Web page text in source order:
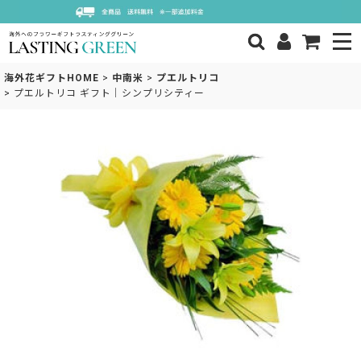
海外花ギフトHOME > 中南米 > プエルトリコ
> プエルトリコ ギフト｜シンプリシティー